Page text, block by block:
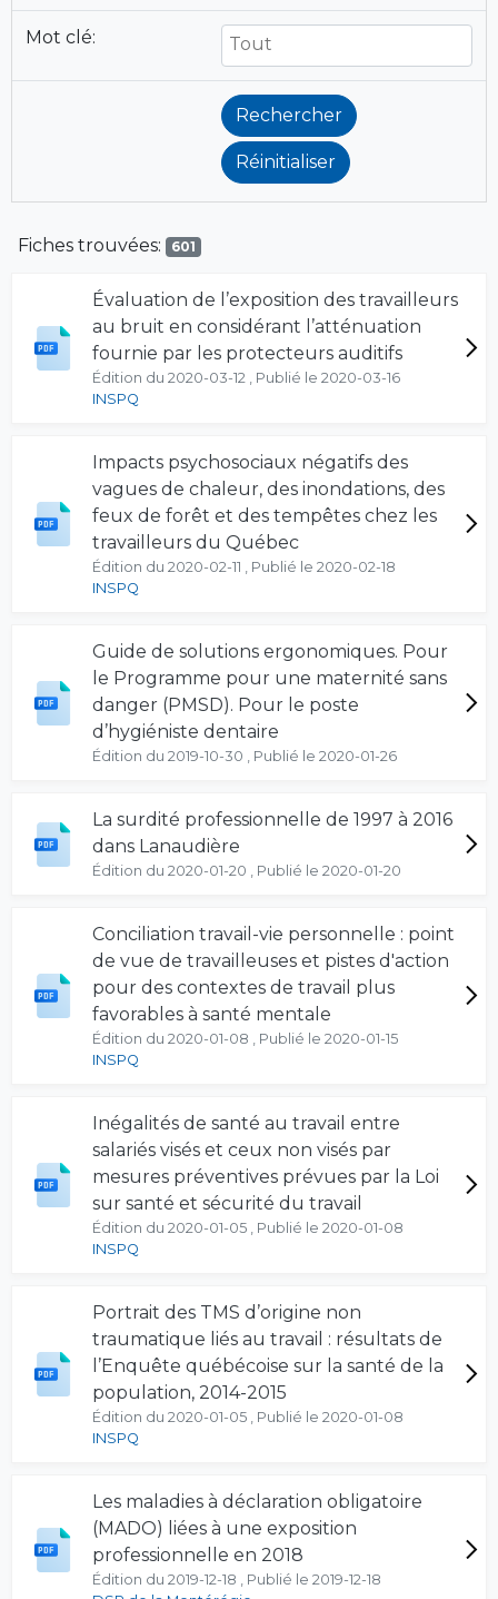
Mot clé:
Fiches trouvées: 601
Évaluation de l’exposition des travailleurs
au bruit en considérant l’atténuation
fournie par les protecteurs auditifs
Édition du 2020-03-12 , Publié le 2020-03-16
INSPQ
Impacts psychosociaux négatifs des
vagues de chaleur, des inondations, des
feux de forêt et des tempêtes chez les
travailleurs du Québec
Édition du 2020-02-11 , Publié le 2020-02-18
INSPQ
Guide de solutions ergonomiques. Pour
le Programme pour une maternité sans
danger (PMSD). Pour le poste
d’hygiéniste dentaire
Édition du 2019-10-30 , Publié le 2020-01-26
La surdité professionnelle de 1997 à 2016
dans Lanaudière
Édition du 2020-01-20 , Publié le 2020-01-20
Conciliation travail-vie personnelle : point
de vue de travailleuses et pistes d'action
pour des contextes de travail plus
favorables à santé mentale
Édition du 2020-01-08 , Publié le 2020-01-15
INSPQ
Inégalités de santé au travail entre
salariés visés et ceux non visés par
mesures préventives prévues par la Loi
sur santé et sécurité du travail
Édition du 2020-01-05 , Publié le 2020-01-08
INSPQ
Portrait des TMS d’origine non
traumatique liés au travail : résultats de
l’Enquête québécoise sur la santé de la
population, 2014-2015
Édition du 2020-01-05 , Publié le 2020-01-08
INSPQ
Les maladies à déclaration obligatoire
(MADO) liées à une exposition
professionnelle en 2018
Édition du 2019-12-18 , Publié le 2019-12-18